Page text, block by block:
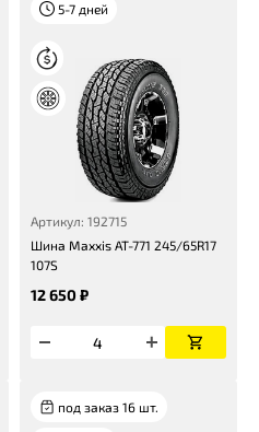
5-7 дней
Артикул: 192715
Шина Maxxis AT-771 245/65R17
107S
12 650 ₽
под заказ 16 шт.